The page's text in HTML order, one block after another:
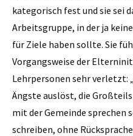
kategorisch fest und sie sei
Arbeitsgruppe, in der ja
für Ziele haben sollte. Sie
Vorgangsweise der
Lehrpersonen sehr verletzt:
Ängste auslöst, die
mit der Gemeinde
schreiben, ohne